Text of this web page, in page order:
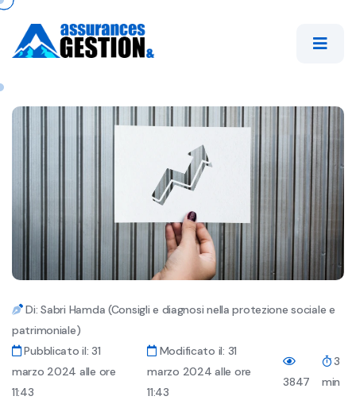
Di: Sabri Hamda (Consigli e diagnosi nella protezione sociale e
patrimoniale)
Pubblicato il: 31
marzo 2024 alle ore
11:43
Modificato il: 31
marzo 2024 alle ore
11:43
3847
3
min